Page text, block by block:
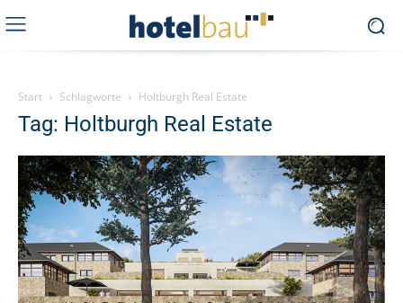
Start Schlagworte Holtburgh Real Estate
Tag: Holtburgh Real Estate